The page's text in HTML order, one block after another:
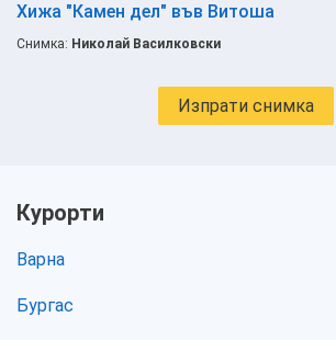
Хижа "Камен дел" във Витоша
Снимка: Николай Василковски
Изпрати снимка
Курорти
Варна
Бургас